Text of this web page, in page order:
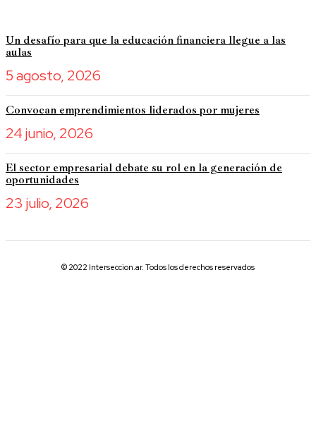
Un desafío para que la educación financiera llegue a las
aulas
5 agosto, 2026
Convocan emprendimientos liderados por mujeres
24 junio, 2026
El sector empresarial debate su rol en la generación de
oportunidades
23 julio, 2026
© 2022 Interseccion.ar. Todos los derechos reservados